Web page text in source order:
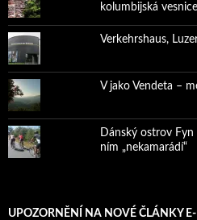
kolumbijská
Verkehrshaus,
V jako Vendeta –
Dánský ostrov
ním „nekamarádí“
UPOZORNĚNÍ NA NOVÉ ČLÁNKY